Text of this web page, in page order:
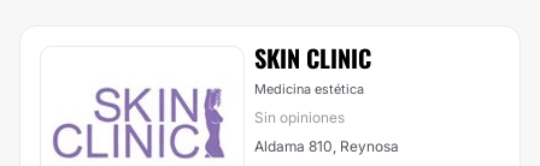
SKIN CLINIC
Medicina estética
Sin opiniones
Aldama 810, Reynosa